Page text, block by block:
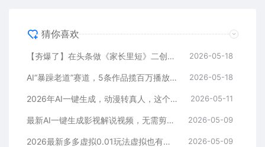
猜你喜欢
【夯爆了】在头条做《家长里短》二创小故事，这个月收益2w+ 2026-05-18
AI“暴躁老道”赛道，5条作品揽百万播放！（附变现全攻略） 2026-05-18
2026年AI一键生成，动漫转真人，这个月靠这个AI赚了2W+ 2026-05-11
最新AI一键生成影视解说视频，无需剪辑3分钟1条，条条爆款，多平台变现日入2000+ 2026-05-09
2026最新多多虚拟0.01玩法虚拟也有新门路轻松日入2500! 2026-05-09